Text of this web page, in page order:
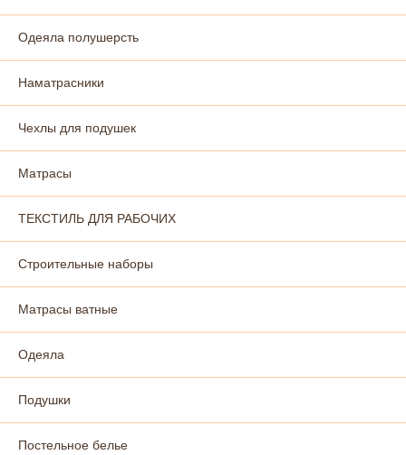
Одеяла полушерсть
Наматрасники
Чехлы для подушек
Матрасы
ТЕКСТИЛЬ ДЛЯ РАБОЧИХ
Строительные наборы
Матрасы ватные
Одеяла
Подушки
Постельное белье